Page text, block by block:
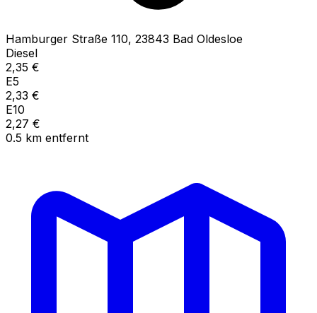
Hamburger Straße 110, 23843 Bad Oldesloe
Diesel
2,35 €
E5
2,33 €
E10
2,27 €
0.5 km entfernt